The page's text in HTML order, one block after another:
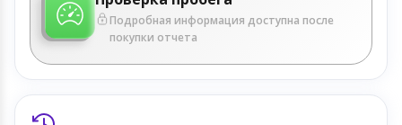
Подробная информация доступна после
покупки отчета